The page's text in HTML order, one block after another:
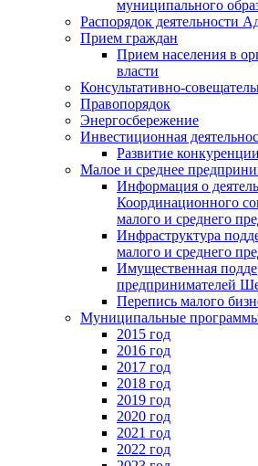
муниципального
Распорядок деятельности
Прием граждан
Прием населения в
власти
Консультативно-
Правопорядок
Энергосбережение
Инвестиционная
Развитие конкуренции
Малое и среднее
Информация о
Координационного
малого и среднего
Инфраструктура
малого и среднего
Имущественная
предпринимателей
Перепись малого
Муниципальные
2015 год
2016 год
2017 год
2018 год
2019 год
2020 год
2021 год
2022 год